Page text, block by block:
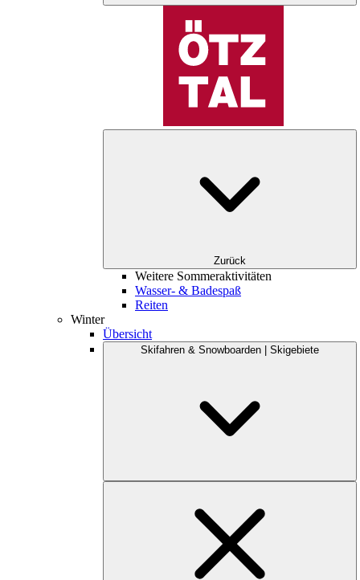
Zurück
Weitere Sommeraktivitäten
Wasser- & Badespaß
Reiten
Winter
Übersicht
Skifahren & Snowboarden | Skigebiete